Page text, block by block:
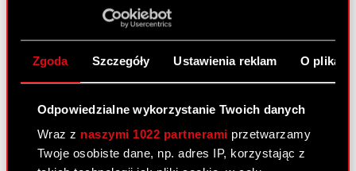
Zgoda Szczegóły Ustawienia reklam O
Odpowiedzialne wykorzystanie Twoich danych
Wraz z naszymi 1022 partnerami przetwarzamy
Twoje osobiste dane, np. adres IP, korzystając z
Nadzwyczajne Walne Zgromadzenia
Akcjonariuszy Spółki
korekta
16 grudnia 2011